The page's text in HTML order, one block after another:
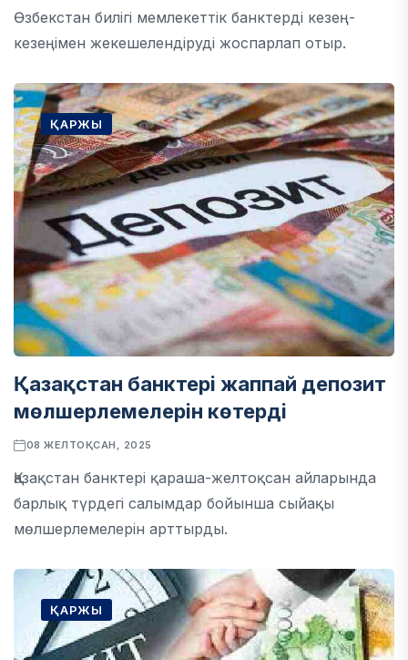
Өзбекстан билігі мемлекеттік банктерді кезең-
кезеңімен жекешелендіруді жоспарлап отыр.
ҚАРЖЫ
Қазақстан банктері жаппай депозит
мөлшерлемелерін көтерді
08 ЖЕЛТОҚСАН, 2025
Қазақстан банктері қараша-желтоқсан айларында
барлық түрдегі салымдар бойынша сыйақы
мөлшерлемелерін арттырды.
ҚАРЖЫ